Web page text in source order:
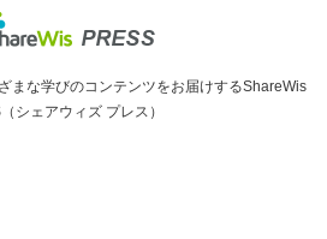
まな学びのコンテンツをお届けするShareWis
シェアウィズ プレス）